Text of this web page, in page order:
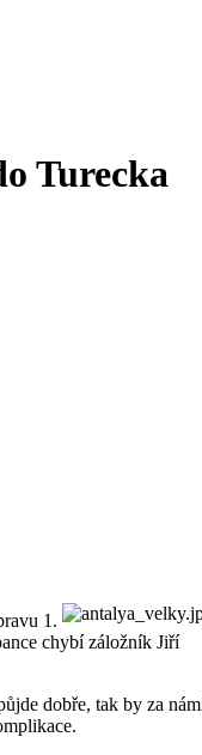
Turecka
1.
chybí záložník Jiří
dobře, tak by za